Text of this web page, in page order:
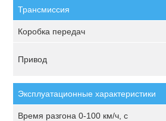
Трансмиссия
Коробка передач
Привод
Эксплуатационные характеристики
Время разгона 0-100 км/ч, с